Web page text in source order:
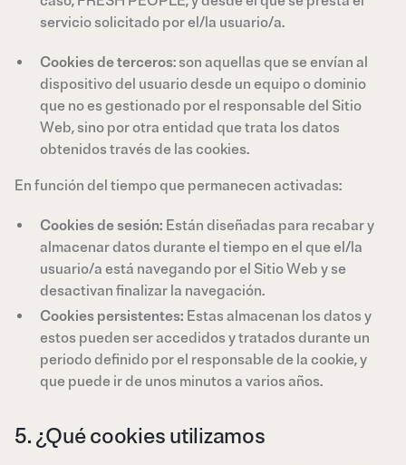
servicio solicitado por el/la usuario/a.
Cookies de terceros: son aquellas que se envían al
dispositivo del usuario desde un equipo o dominio
que no es gestionado por el responsable del Sitio
Web, sino por otra entidad que trata los datos
obtenidos través de las cookies.
En función del tiempo que permanecen activadas:
Cookies de sesión: Están diseñadas para recabar y
almacenar datos durante el tiempo en el que el/la
usuario/a está navegando por el Sitio Web y se
desactivan finalizar la navegación.
Cookies persistentes: Estas almacenan los datos y
estos pueden ser accedidos y tratados durante un
periodo definido por el responsable de la cookie, y
que puede ir de unos minutos a varios años.
5. ¿Qué cookies utilizamos